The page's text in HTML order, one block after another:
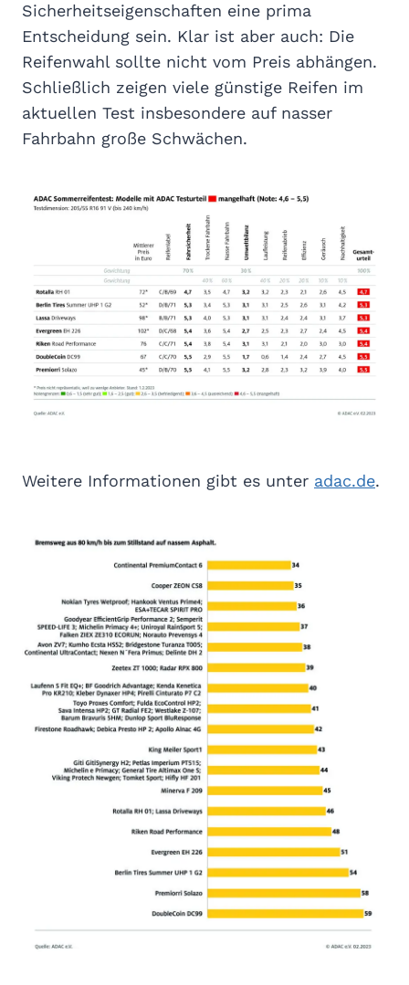
Sicherheitseigenschaften eine prima
Entscheidung sein. Klar ist aber auch: Die
Reifenwahl sollte nicht vom Preis abhängen.
Schließlich zeigen viele günstige Reifen im
aktuellen Test insbesondere auf nasser
Fahrbahn große Schwächen.
Weitere Informationen gibt es unter adac.de.